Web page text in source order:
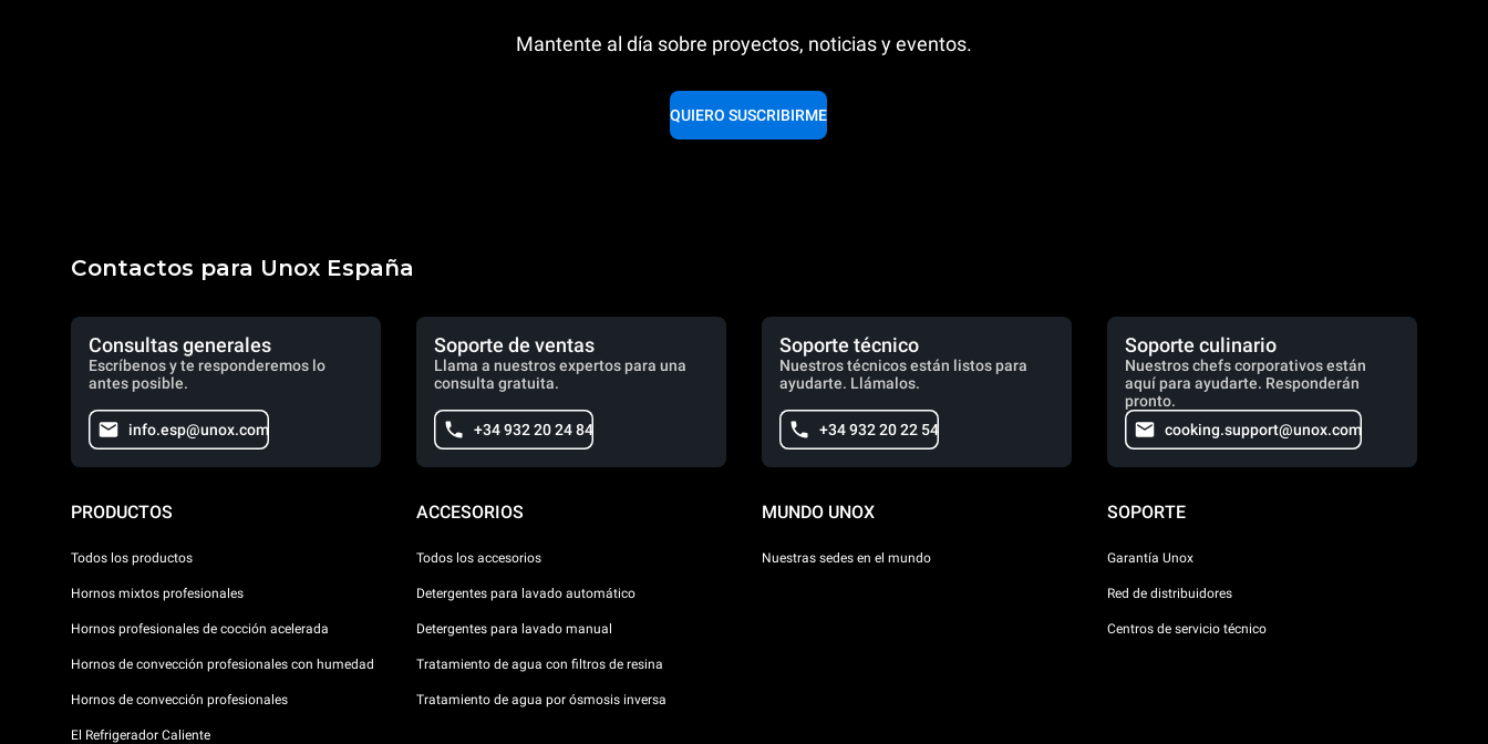
Mantente al día sobre proyectos, noticias y eventos.
QUIERO SUSCRIBIRME
Contactos para Unox España
Consultas generales
Escríbenos y te responderemos lo
antes posible.
info.esp@unox.com
Soporte de ventas
Llama a nuestros expertos para una
consulta gratuita.
+34 932 20 24 84
Soporte técnico
Nuestros técnicos están listos para
ayudarte. Llámalos.
+34 932 20 22 54
Soporte culinario
Nuestros chefs corporativos están
aquí para ayudarte. Responderán
pronto.
cooking.support@unox.com
PRODUCTOS
Todos los productos
Hornos mixtos profesionales
Hornos profesionales de cocción acelerada
Hornos de convección profesionales con humedad
Hornos de convección profesionales
El Refrigerador Caliente
ACCESORIOS
Todos los accesorios
Detergentes para lavado automático
Detergentes para lavado manual
Tratamiento de agua con filtros de resina
Tratamiento de agua por ósmosis inversa
MUNDO UNOX
Nuestras sedes en el mundo
SOPORTE
Garantía Unox
Red de distribuidores
Centros de servicio técnico